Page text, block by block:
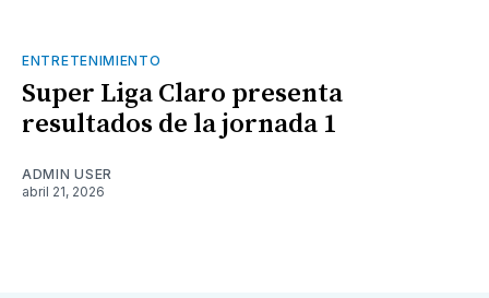
ENTRETENIMIENTO
Super Liga Claro presenta
resultados de la jornada 1
ADMIN USER
abril 21, 2026